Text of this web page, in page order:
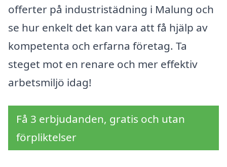
offerter på industristädning i Malung och
se hur enkelt det kan vara att få hjälp av
kompetenta och erfarna företag. Ta
steget mot en renare och mer effektiv
arbetsmiljö idag!
Få 3 erbjudanden, gratis och utan
förpliktelser